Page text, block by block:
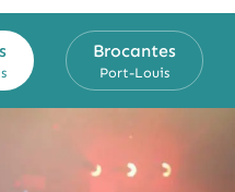
Brocantes
Port-Louis